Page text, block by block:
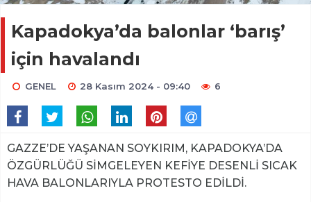
Kapadokya’da balonlar ‘barış’
için havalandı
GENEL 28 Kasım 2024 - 09:40 6
GAZZE’DE YAŞANAN SOYKIRIM, KAPADOKYA’DA
ÖZGÜRLÜĞÜ SİMGELEYEN KEFİYE DESENLİ SICAK
HAVA BALONLARIYLA PROTESTO EDİLDİ.